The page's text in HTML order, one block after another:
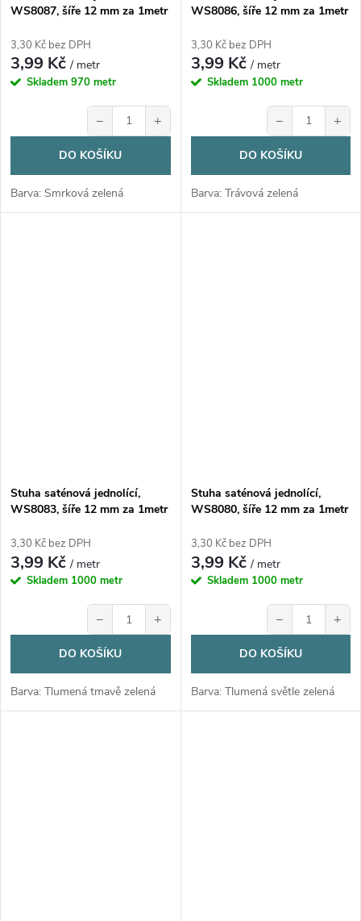
WS8087, šíře 12 mm za 1metr
3,30 Kč bez DPH
3,99 Kč/ metr
Skladem 970 metr
− +
DO KOŠÍKU
Barva: Smrková zelená
WS8086, šíře 12 mm za 1metr
3,30 Kč bez DPH
3,99 Kč/ metr
Skladem 1000 metr
− +
DO KOŠÍKU
Barva: Trávová zelená
Stuha saténová jednolící,
WS8083, šíře 12 mm za 1metr
3,30 Kč bez DPH
3,99 Kč/ metr
Skladem 1000 metr
− +
DO KOŠÍKU
Barva: Tlumená tmavě zelená
Stuha saténová jednolící,
WS8080, šíře 12 mm za 1metr
3,30 Kč bez DPH
3,99 Kč/ metr
Skladem 1000 metr
− +
DO KOŠÍKU
Barva: Tlumená světle zelená